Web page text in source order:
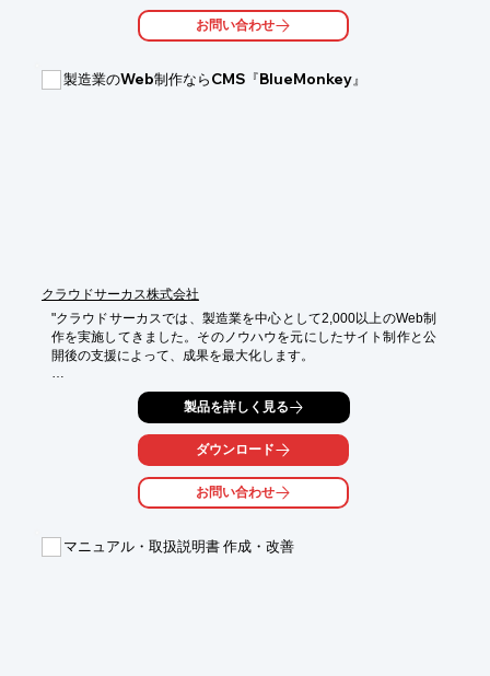
CUBE電話代行サービスは、秘書検定と電話応対技能検定を取得
した正社員スタッフが、丁寧かつ迅速に対応します。
します。
お問い合わせ
製造業のWeb制作ならCMS『BlueMonkey』
クラウドサーカス株式会社
"クラウドサーカスでは、製造業を中心として2,000以上のWeb制
作を実施してきました。そのノウハウを元にしたサイト制作と公
開後の支援によって、成果を最大化します。
【ツールとサービスの特長】
■徹底したツールの「使いやすさ」：
ワードやパワーポイント感覚で操作できる
■2,000社以上の制作実績と独自メソッド：
これまで制作してきたWeb制作実績をもとに成果を最大化
■万全のサポート体制：
電話・メールと、専任担当のダブルサポート体制
※詳しくはPDFをダウンロードしていただくか、お気軽にお問い
製品を詳しく見る
ダウンロード
お問い合わせ
マニュアル・取扱説明書 作成・改善